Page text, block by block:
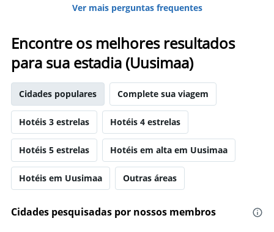
Ver mais perguntas frequentes
Encontre os melhores resultados
para sua estadia (Uusimaa)
Cidades populares Complete sua viagem
Hotéis 3 estrelas Hotéis 4 estrelas
Hotéis 5 estrelas Hotéis em alta em Uusimaa
Hotéis em Uusimaa Outras áreas
Cidades pesquisadas por nossos membros